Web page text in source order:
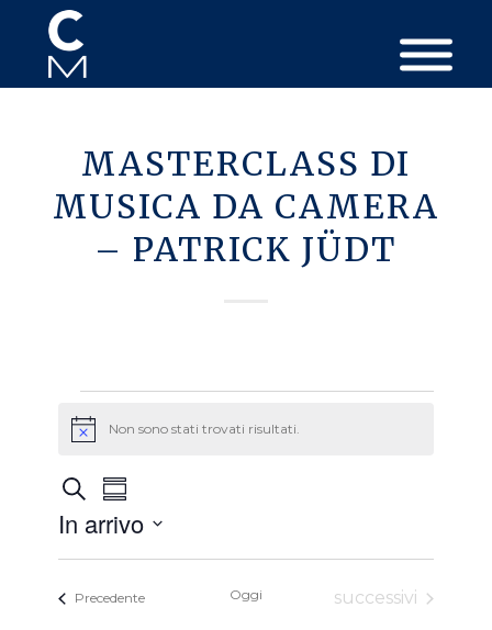
MASTERCLASS DI
MUSICA DA CAMERA
– PATRICK JÜDT
Eventi
AvvisoNon sono stati trovati risultati.
Eventi
Ricerca
Navigazione
CercaEvento
Viste
Navigazione
Sommario
In arrivo
data.
PrecedenteEventi Oggi Eventi
successivi